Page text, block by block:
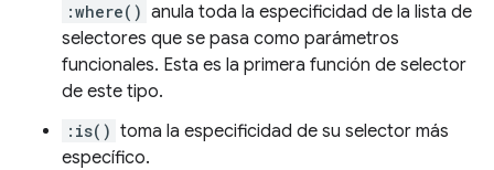
:where() anula toda la especificidad de la lista de
selectores que se pasa como parámetros
funcionales. Esta es la primera función de selector
de este tipo.
:is() toma la especificidad de su selector más
específico.